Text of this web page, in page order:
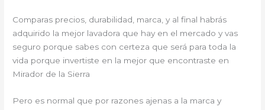
Comparas precios, durabilidad, marca, y al final habrás
adquirido la mejor lavadora que hay en el mercado y vas
seguro porque sabes con certeza que será para toda la
vida porque invertiste en la mejor que encontraste en
Mirador de la Sierra
Pero es normal que por razones ajenas a la marca y